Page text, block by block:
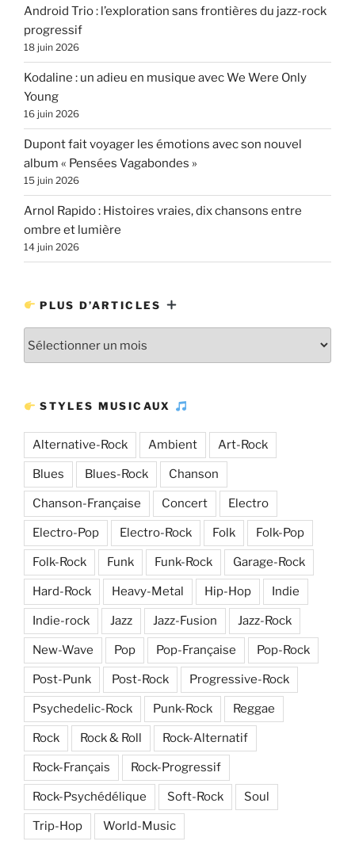
Android Trio : l’exploration sans frontières du jazz-rock
progressif
18 juin 2026
Kodaline : un adieu en musique avec We Were Only
Young
16 juin 2026
Dupont fait voyager les émotions avec son nouvel
album « Pensées Vagabondes »
15 juin 2026
Arnol Rapido : Histoires vraies, dix chansons entre
ombre et lumière
14 juin 2026
PLUS D’ARTICLES
STYLES MUSICAUX
Alternative-Rock Ambient Art-Rock
Blues Blues-Rock Chanson
Chanson-Française Concert Electro
Electro-Pop Electro-Rock Folk Folk-Pop
Folk-Rock Funk Funk-Rock Garage-Rock
Hard-Rock Heavy-Metal Hip-Hop Indie
Indie-rock Jazz Jazz-Fusion Jazz-Rock
New-Wave Pop Pop-Française Pop-Rock
Post-Punk Post-Rock Progressive-Rock
Psychedelic-Rock Punk-Rock Reggae
Rock Rock & Roll Rock-Alternatif
Rock-Français Rock-Progressif
Rock-Psychédélique Soft-Rock Soul
Trip-Hop World-Music